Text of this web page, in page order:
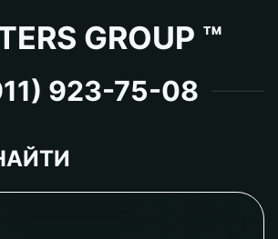
GROUP ™
923-75-08